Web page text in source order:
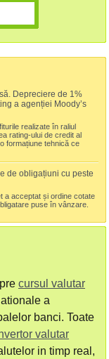
Depreciere de 1%
a agenției Moody’s
realizate în raliul
rating-ului de credit al
formațiune tehnică ce
de obligațiuni cu peste
a acceptat și ordine cotate
puse în vânzare.
cursul valutar
a
banci. Toate
valutar
in timp real,